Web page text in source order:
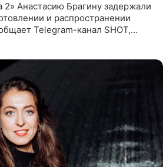
2» Анастасию Брагину задержали
и распространении
Telegram-канал SHOT,